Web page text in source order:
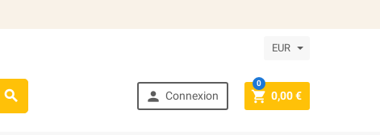
EUR
  Connexion  0,00 €
0